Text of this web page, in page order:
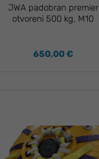
JWA padobran premier
otvoreni 500 kg, M10
650,00 €